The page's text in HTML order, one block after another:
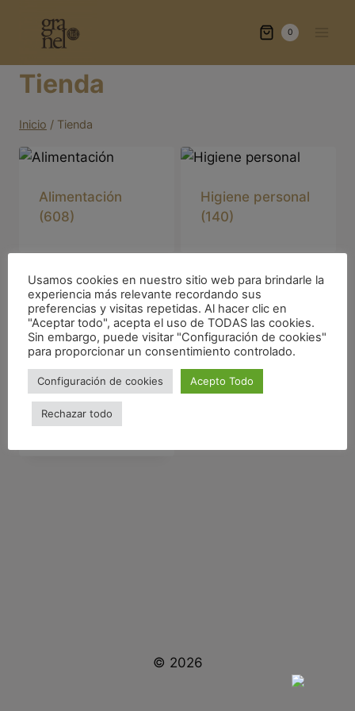
contenido
0
Tienda
Inicio / Tienda
Alimentación
(608)
Higiene personal
(140)
Limpieza hogar
(25)
Sin categorizar
(1)
Zero Waste
© 2026
Usamos cookies en nuestro sitio web para brindarle la
experiencia más relevante recordando sus
preferencias y visitas repetidas. Al hacer clic en
"Aceptar todo", acepta el uso de TODAS las cookies.
Sin embargo, puede visitar "Configuración de cookies"
para proporcionar un consentimiento controlado.
Configuración de cookies Acepto Todo
Rechazar todo